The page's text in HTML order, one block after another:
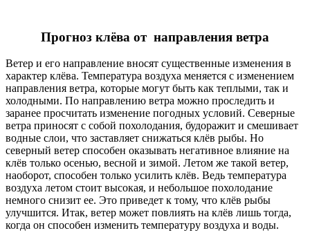
Прогноз клёва от направления ветра
Ветер и его направление вносят существенные изменения в
характер клёва. Температура воздуха меняется с изменением
направления ветра, которые могут быть как теплыми, так и
холодными. По направлению ветра можно проследить и
заранее просчитать изменение погодных условий. Северные
ветра приносят с собой похолодания, будоражит и смешивает
водные слои, что заставляет снижаться клёв рыбы. Но
северный ветер способен оказывать негативное влияние на
клёв только осенью, весной и зимой. Летом же такой ветер,
наоборот, способен только усилить клёв. Ведь температура
воздуха летом стоит высокая, и небольшое похолодание
немного снизит ее. Это приведет к тому, что клёв рыбы
улучшится. Итак, ветер может повлиять на клёв лишь тогда,
когда он способен изменить температуру воздуха и воды.